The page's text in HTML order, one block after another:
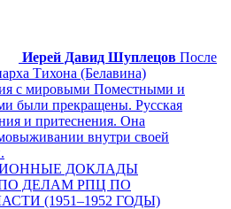
Иерей Давид Шуплецов После
Тихона (Белавина)
с мировыми Поместными и
были прекращены. Русская
и притеснения. Она
внутри своей
ДОКЛАДЫ
ДЕЛАМ РПЦ ПО
(1951–1952 ГОДЫ)